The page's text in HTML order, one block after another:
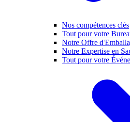
Nos compétences clés
Tout pour votre
Notre Offre
Notre Expertise en
Tout pour votre